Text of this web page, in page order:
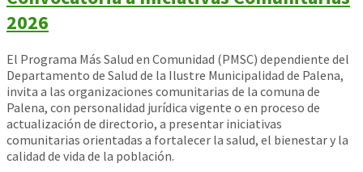
2026
El Programa Más Salud en Comunidad (PMSC) dependiente del
Departamento de Salud de la Ilustre Municipalidad de Palena,
invita a las organizaciones comunitarias de la comuna de
Palena, con personalidad jurídica vigente o en proceso de
actualización de directorio, a presentar iniciativas
comunitarias orientadas a fortalecer la salud, el bienestar y la
calidad de vida de la población.